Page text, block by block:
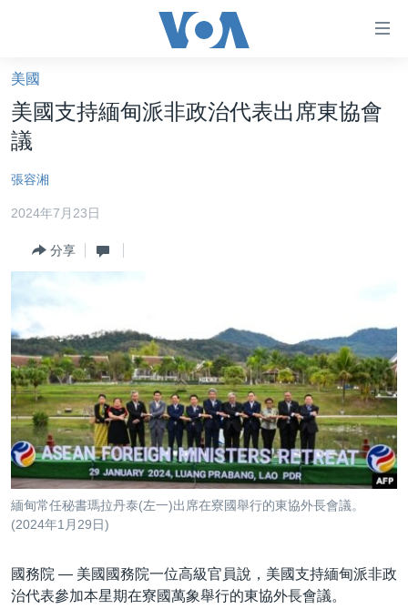
礙
鏈
接
跳
轉
內
導
航
跳
轉
到
檢
索
美國大選2024
海外港人
揭謊頻道
美國
中國
國際
經貿
視頻
每日視頻新聞
美國專訊
音頻
新聞音頻
國語
美國
美國支持緬甸派非政治代表出席東協會
議
張容湘
2024年7月23日
分享
緬甸常任秘書瑪拉丹泰(左一)出席在寮國舉行的東協外長會議。
(2024年1月29日)
國務院 — 美國國務院一位高級官員說，美國支持緬甸派非政
治代表參加本星期在寮國萬象舉行的東協外長會議。